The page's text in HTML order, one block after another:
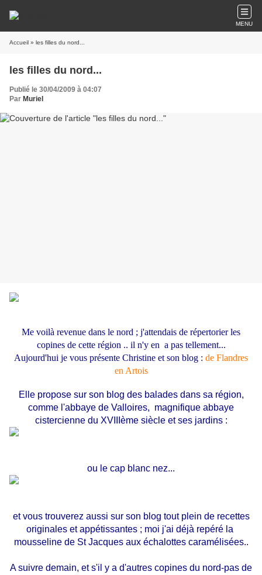
MENU
Accueil » les filles du nord...
les filles du nord...
Publié le 30/04/2009 à 04:07
Par Muriel
Me voilà revenue dans le nord ; j'attendais de répertorier les
copines de cette région .. il n'y en a pas tellement...
Aujourd'hui je vous présente Christine et son blog : de Flandres
en Artois
Elle propose sur son blog des balades dans sa région,
comme l'abbaye de Valloires, magnifique abbaye
cistercienne du XVIIIème siècle et ses jardins :
ou le cap blanc nez...
et vous trouverez aussi sur son blog tout plein de recettes
originales et appétissantes ; moi j'ai déjà repéré la
mousseline de St Jacques aux échalottes caramélisées..
A suivre demain, et s'il y a d'autres copines du nord-pas de